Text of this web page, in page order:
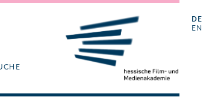
DE
EN